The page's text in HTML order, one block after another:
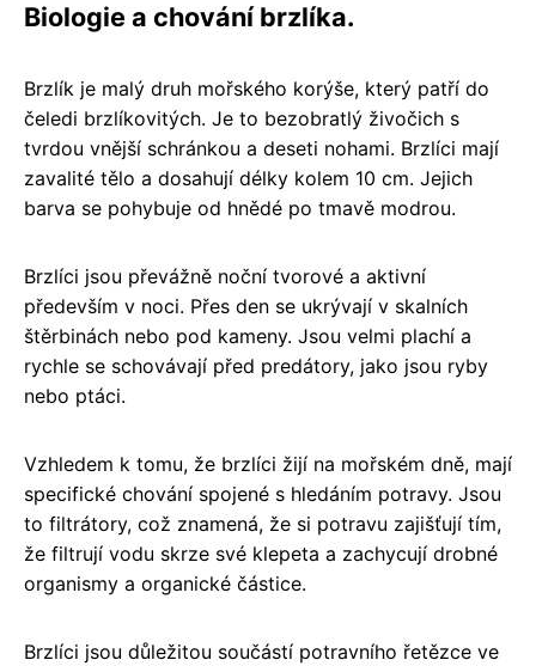
Biologie a chování brzlíka.
Brzlík je malý druh mořského korýše, který patří do
čeledi brzlíkovitých. Je to bezobratlý živočich s
tvrdou vnější schránkou a deseti nohami. Brzlíci mají
zavalité tělo a dosahují délky kolem 10 cm. Jejich
barva se pohybuje od hnědé po tmavě modrou.
Brzlíci jsou převážně noční tvorové a aktivní
především v noci. Přes den se ukrývají v skalních
štěrbinách nebo pod kameny. Jsou velmi plachí a
rychle se schovávají před predátory, jako jsou ryby
nebo ptáci.
Vzhledem k tomu, že brzlíci žijí na mořském dně, mají
specifické chování spojené s hledáním potravy. Jsou
to filtrátory, což znamená, že si potravu zajišťují tím,
že filtrují vodu skrze své klepeta a zachycují drobné
organismy a organické částice.
Brzlíci jsou důležitou součástí potravního řetězce ve